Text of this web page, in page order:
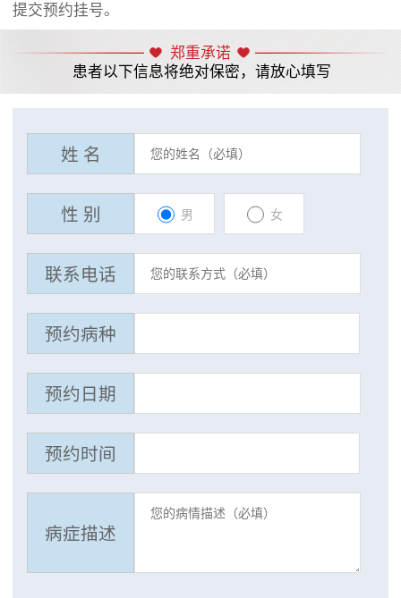
提交预约挂号。
郑重承诺
患者以下信息将绝对保密，请放心填写
姓 名
性 别 男 女
联系电话
预约病种
预约日期
预约时间
病症描述